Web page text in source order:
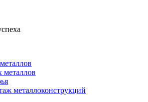
металлоконструкций